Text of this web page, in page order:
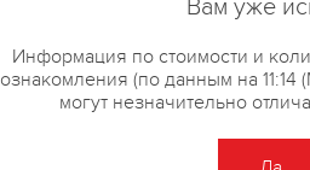
Где купить? Описание
Вам уже
Информация по стоимости и
ознакомления (по данным на
могут незначительно